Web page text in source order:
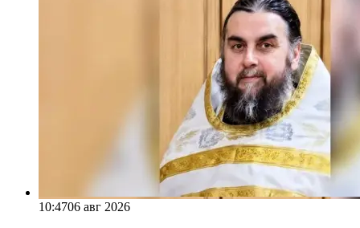
10:4706 авг 2026